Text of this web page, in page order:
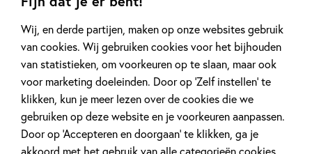
Wij, en derde partijen, maken op onze websites gebruik
van cookies. Wij gebruiken cookies voor het bijhouden
van statistieken, om voorkeuren op te slaan, maar ook
voor marketing doeleinden. Door op ‘Zelf instellen’ te
klikken, kun je meer lezen over de cookies die we
gebruiken op deze website en je voorkeuren aanpassen.
Door op ‘Accepteren en doorgaan’ te klikken, ga je
akkoord met het gebruik van alle categorieën cookies
Lees meer Lees meer
Bekijk alle artikelen